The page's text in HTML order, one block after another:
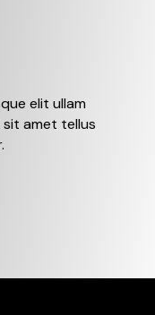
elit ullam
amet tellus